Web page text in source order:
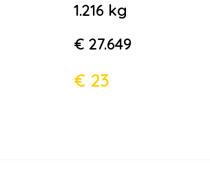
1.216 kg
€ 27.649
€ 23